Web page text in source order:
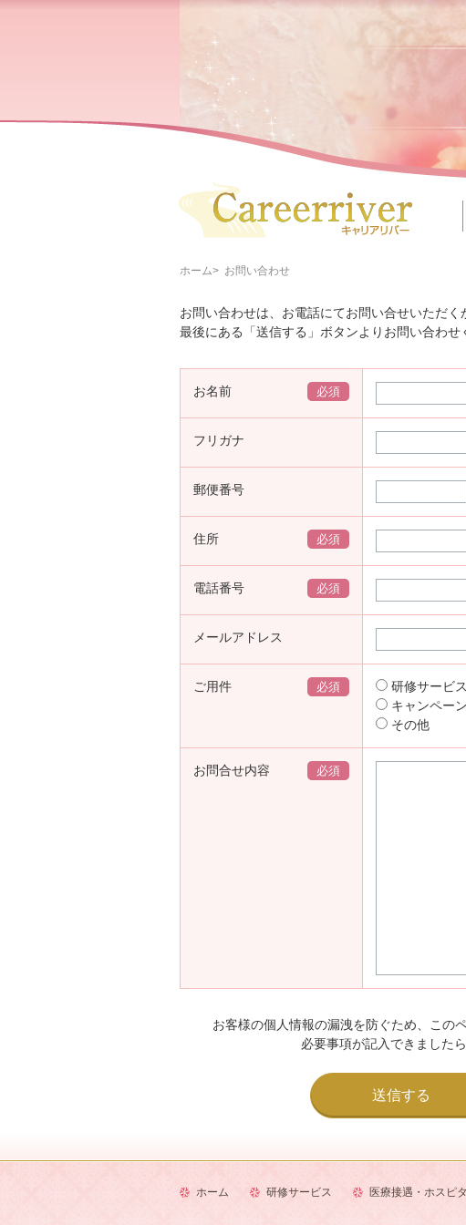
ホーム お問い合わせ
お問い合わせは、お電話にてお問い合せいただ
最後にある「送信する」ボタンよりお問い合わせ
お名前 必須
フリガナ
郵便番号
住所 必須
電話番号 必須
メールアドレス
ご用件 必須
研修サービ
キャンペー
その他
お問合せ内容 必須
お客様の個人情報の漏洩を防ぐため、この
必要事項が記入できました
ホーム 研修サービス 医療接遇・ホスピ